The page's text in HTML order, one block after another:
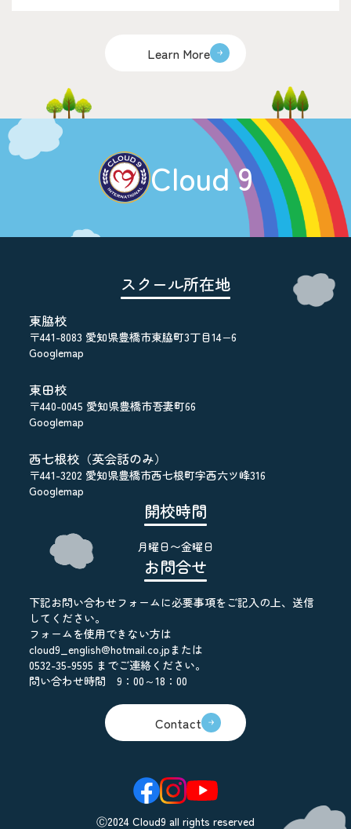
Learn More
Cloud 9
スクール所在地
東脇校
〒441-8083 愛知県豊橋市東脇町3丁目14−6
Googlemap
東田校
〒440-0045 愛知県豊橋市吾妻町66
Googlemap
西七根校（英会話のみ）
〒441-3202 愛知県豊橋市西七根町字西六ツ峰316
Googlemap
開校時間
月曜日〜金曜日
お問合せ
下記お問い合わせフォームに必要事項をご記入の上、送信
してください。
フォームを使用できない方は
cloud9_english@hotmail.co.jpまたは
0532-35-9595 までご連絡ください。
問い合わせ時間 9：00～18：00
Contact
Ⓒ2024 Cloud9 all rights reserved